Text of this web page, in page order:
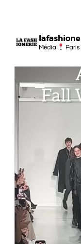
Média Paris